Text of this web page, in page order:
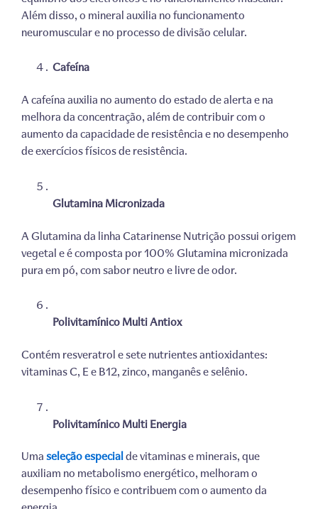
Além disso, o mineral auxilia no funcionamento
neuromuscular e no processo de divisão celular.
Cafeína
A cafeína auxilia no aumento do estado de alerta e na
melhora da concentração, além de contribuir com o
aumento da capacidade de resistência e no desempenho
de exercícios físicos de resistência.
Glutamina Micronizada
A Glutamina da linha Catarinense Nutrição possui origem
vegetal e é composta por 100% Glutamina micronizada
pura em pó, com sabor neutro e livre de odor.
Polivitamínico Multi Antiox
Contém resveratrol e sete nutrientes antioxidantes:
vitaminas C, E e B12, zinco, manganês e selênio.
Polivitamínico Multi Energia
Umaseleção especialde vitaminas e minerais, que
auxiliam no metabolismo energético, melhoram o
desempenho físico e contribuem com o aumento da